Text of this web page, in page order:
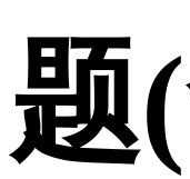
题